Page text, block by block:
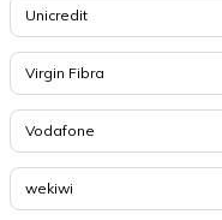
Unicredit
Virgin Fibra
Vodafone
wekiwi